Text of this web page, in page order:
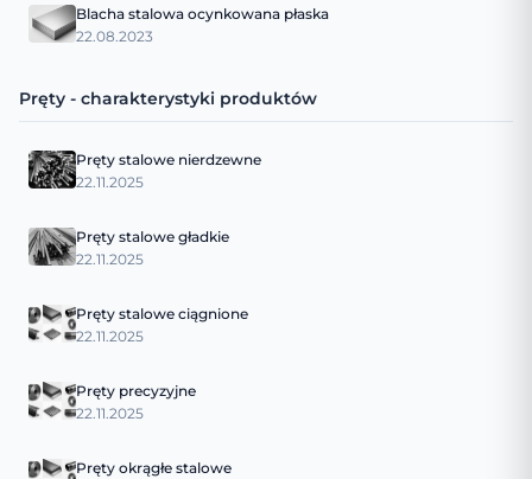
Blacha stalowa ocynkowana płaska
22.08.2023
Pręty - charakterystyki produktów
Pręty stalowe nierdzewne
22.11.2025
Pręty stalowe gładkie
22.11.2025
Pręty stalowe ciągnione
22.11.2025
Pręty precyzyjne
22.11.2025
Pręty okrągłe stalowe